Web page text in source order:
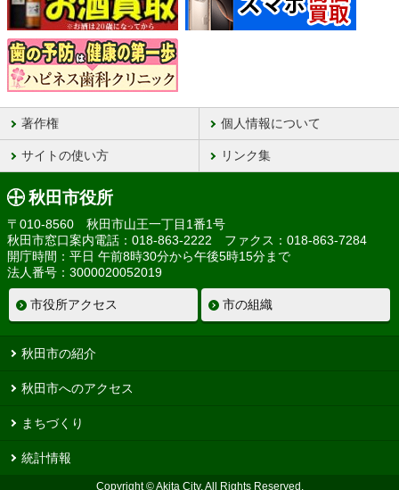
著作権 個人情報について
サイトの使い方 リンク集
秋田市役所
〒010-8560 秋田市山王一丁目1番1号
秋田市窓口案内電話：018-863-2222 ファクス：018-863-7284
開庁時間：平日 午前8時30分から午後5時15分まで
法人番号：3000020052019
市役所アクセス 市の組織
秋田市の紹介
秋田市へのアクセス
まちづくり
統計情報
Copyright © Akita City, All Rights Reserved.